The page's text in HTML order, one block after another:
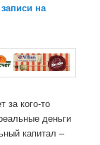
на
за кого-то
деньги
капитал –